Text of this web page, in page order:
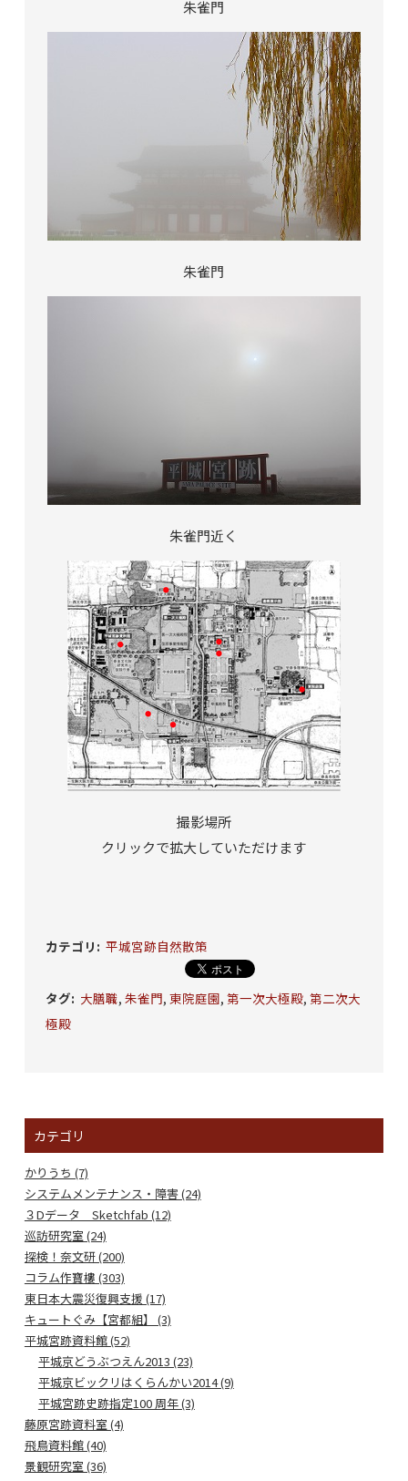
朱雀門
朱雀門
朱雀門近く
撮影場所
クリックで拡大していただけます
カテゴリ : 平城宮跡自然散策
タグ: 大膳職, 朱雀門, 東院庭園, 第一次大極殿, 第二次大
極殿
カテゴリ
かりうち (7)
システムメンテナンス・障害 (24)
３Dデータ Sketchfab (12)
巡訪研究室 (24)
探検！奈文研 (200)
コラム作寶樓 (303)
東日本大震災復興支援 (17)
キュートぐみ【宮都組】 (3)
平城宮跡資料館 (52)
平城京どうぶつえん2013 (23)
平城京ビックリはくらんかい2014 (9)
平城宮跡史跡指定100 周年 (3)
藤原宮跡資料室 (4)
飛鳥資料館 (40)
景観研究室 (36)